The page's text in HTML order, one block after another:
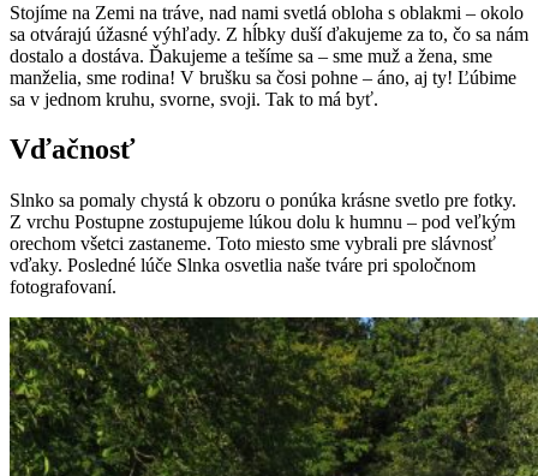
Sto­jíme na Zemi na tráve, nad nami svetlá oblo­ha s oblak­mi – oko­lo
sa otvára­jú úžas­né výhľady. Z hĺbky duší ďaku­jeme za to, čo sa nám
dosta­lo a dostá­va. Ďaku­jeme a tešíme sa – sme muž a žena, sme
manželia, sme rod­i­na! V brušku sa čosi pohne – áno, aj ty! Ľúbime
sa v jed­nom kruhu, svorne, svo­ji. Tak to má byť.
Vďačnosť
Slnko sa poma­ly chys­tá k obzoru o ponú­ka krásne svet­lo pre fotky.
Z vrchu Pos­tup­ne zos­tupu­jeme lúk­ou dolu k hum­nu – pod veľkým
ore­chom všet­ci zas­taneme. Toto miesto sme vybrali pre slávnosť
vďaky. Posled­né lúče Sln­ka osvetlia naše tváre pri spoločnom
fotografovaní.